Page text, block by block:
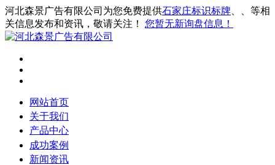
河北森景广告有限公司为您免费提供石家庄标识标牌
等相
关信息发布和资讯，敬请关注！
您暂无新询盘信息！
网站首页
关于我们
产品中心
成功案例
新闻资讯